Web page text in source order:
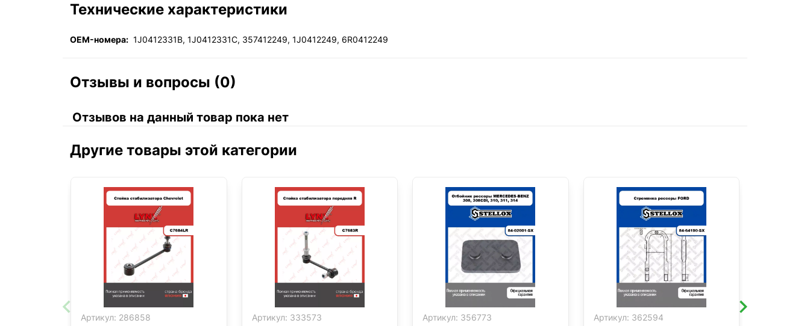
Технические характеристики
OEM-номера: 1J0412331B, 1J0412331C, 357412249, 1J0412249, 6R0412249
Отзывы и вопросы (0)
Отзывов на данный товар пока нет
Другие товары этой категории
Артикул: 286858 Артикул: 333573 Артикул: 356773 Артикул: 362594